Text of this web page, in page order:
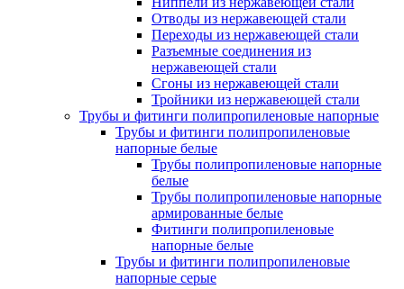
Отводы из нержавеющей стали
Переходы из нержавеющей стали
Разъемные соединения из
нержавеющей стали
Сгоны из нержавеющей стали
Тройники из нержавеющей стали
Трубы и фитинги полипропиленовые напорные
Трубы и фитинги полипропиленовые
напорные белые
Трубы полипропиленовые напорные
белые
Трубы полипропиленовые напорные
армированные белые
Фитинги полипропиленовые
напорные белые
Трубы и фитинги полипропиленовые
напорные серые